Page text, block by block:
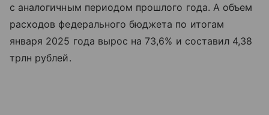
с аналогичным периодом прошлого года. А объем
расходов федерального бюджета по итогам
января 2025 года вырос на 73,6% и составил 4,38
трлн рублей.